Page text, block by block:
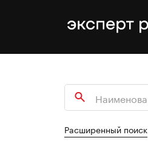
Расширенный поиск